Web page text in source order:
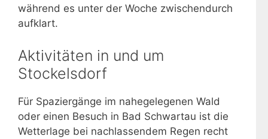
während es unter der Woche zwischendurch
aufklart.
Aktivitäten in und um
Stockelsdorf
Für Spaziergänge im nahegelegenen Wald
oder einen Besuch in Bad Schwartau ist die
Wetterlage bei nachlassendem Regen recht